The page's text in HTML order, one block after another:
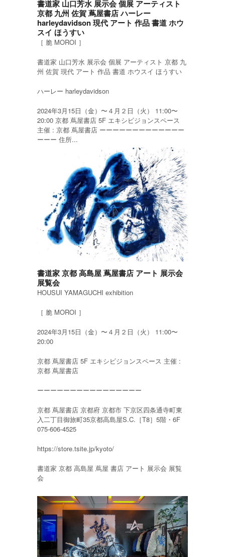
書道家 山口芳水 展示会 個展 アーティスト
京都 九州 佐賀 蔦屋書店 ハーレー
harleydavidson 現代 アート 作品 書道 ホウ
スイ ほうすい
［ 脆 MOROI ］
書道家 山口芳水 展示会 個展 アーティスト 京都 九
州 佐賀 現代 アート 作品 書道 ホウスイ ほうすい
ハーレー harleydavidson
2024年3月15日（金）〜４月２日（火） 11:00〜
20:00 京都 蔦屋書店 5F エキシビジョンスペース
主催 : 京都 蔦屋書店 ーーーーーーーーーーーーー
ーーー 住所...
書道家 京都 高島屋 蔦屋書店 アート 展示会
展覧会
HOUSUI YAMAGUCHI exhibition
［ 脆 MOROI ］
2024年3月15日（金）〜４月２日（火） 11:00〜
20:00
京都 蔦屋書店 5F エキシビジョンスペース 主催 :
京都 蔦屋書店
ーーーーーーーーーーーーーーーー
京都 蔦屋書店 京都府 京都市 下京区四条通寺町東
入二丁目御旅町35京都高島屋S.C.［T8］5階・6F
075-606-4525
https://store.tsite.jp/kyoto/
書道家 京都 高島屋 蔦屋 書店 アート 展示会 展覧
会